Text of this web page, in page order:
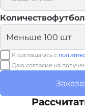
Я соглашаюсь с
Даю согласие на